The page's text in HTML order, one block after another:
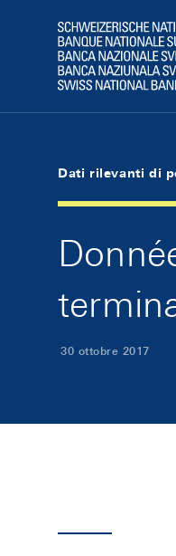
Logo
Dati rilevanti di
30 ottobre 2017